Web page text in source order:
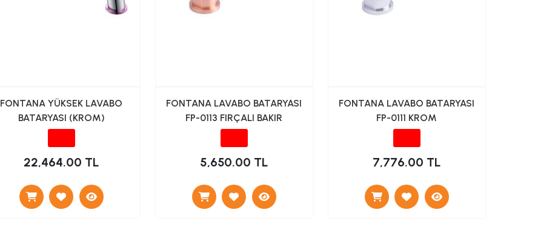
FONTANA YÜKSEK LAVABO
BATARYASI (KROM)
22,464.00 TL
FONTANA LAVABO BATARYASI
FP-0113 FIRÇALI BAKIR
5,650.00 TL
FONTANA LAVABO BATARYASI
FP-0111 KROM
7,776.00 TL